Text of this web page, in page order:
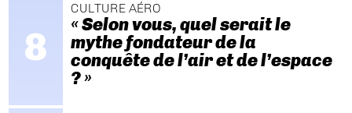
CULTURE AÉRO
« Selon vous, quel serait le
mythe fondateur de la
conquête de l’air et de l’espace
? »